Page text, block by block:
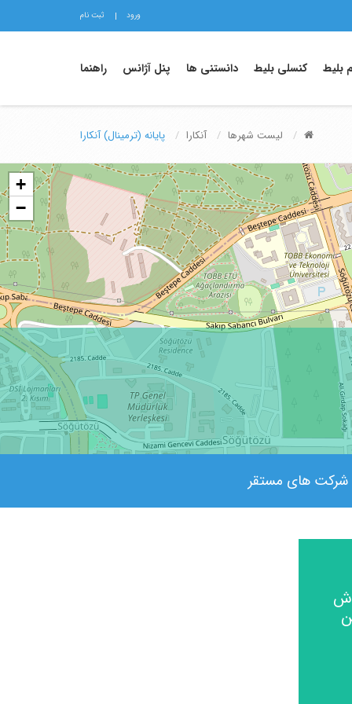
ورود ثبت نام
بلیط کنسلی بلیط دانستنی ها پنل آژانس راهنما
لیست شهرها آنکارا پایانه (ترمینال) آنکارا
+
−
شرکت های مستقر